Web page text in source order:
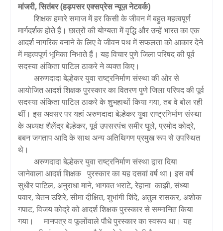
मांजरी, सितंबर (हड़पसर एक्सप्रेस न्यूज़ नेटवर्क)
शिक्षक हमारे समाज में हर किसी के जीवन में बहुत महत्वपूर्ण
मार्गदर्शक होते हैं। छात्रों की योग्यता में वृद्धि और उन्हें भारत का एक
आदर्श नागरिक बनाने के लिए वे जीवन पथ में सफलता को आकार देने
में महत्वपूर्ण भूमिका निभाते हैं। यह विचार पुणे जिला परिषद की पूर्व
सदस्या अंकिता पाटिल ठाकरे ने व्यक्त किए।
अरुणदादा बेल्हेकर युवा राष्ट्रनिर्माण संस्था की ओर से
आयोजित आदर्श शिक्षक पुरस्कार का वितरण पुणे जिला परिषद की पूर्व
सदस्या अंकिता पाटिल ठाकरे के शुभहाथों किया गया, तब वे बोल रही
थीं। इस अवसर पर यहां अरुणदादा बेल्हेकर युवा राष्ट्रनिर्माण संस्था
के अध्यक्ष शैलेंद्र बेल्हेकर, पूर्व उपसरपंच समीर घुले, प्रमोद कोद्रे,
बबन जगताप आदि के साथ अन्य अतिथिगण प्रमुख रूप से उपस्थित
थे।
अरुणदादा बेल्हेकर युवा राष्ट्रनिर्माण संस्था द्वारा दिया
जानेवाला आदर्श शिक्षक पुरस्कार का यह दसवां वर्ष था। इस वर्ष
सुधीर पाटिल, अनुराधा माने, भागवत भराटे, रेहाना काझी, संध्या
पवार, चेतन उशिरे, सीमा दीक्षित, शुभांगी शिंदे, अतुल रासकर, अशोक
गपाट, विजय कोद्रे को आदर्श शिक्षक पुरस्कार से सम्मानित किया
गया। मानपत्र व फूलोंवाले पौधे पुरस्कार का स्वरूप था। यह